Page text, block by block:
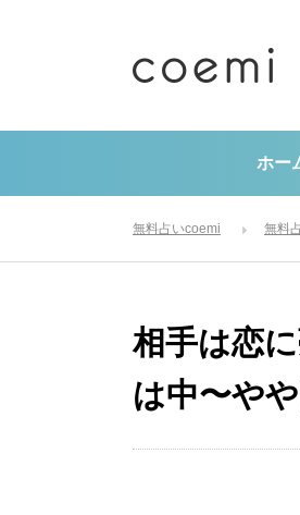
ホー
無料占いcoemi 無料
相手は恋
は中〜や